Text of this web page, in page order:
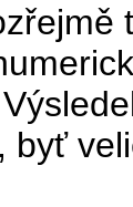
byť